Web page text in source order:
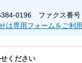
0196 ファクス番号
は専用フォームをご利
ください